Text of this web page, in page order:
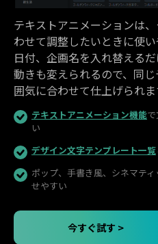
テキストアニメーションは
わせて調整したいときに使
日付、企画名を入れ替える
動きも変えられるので、同
囲気に合わせて仕上げられま
テキストアニメーション機能
い
デザイン文字テンプレート一覧
ポップ、手書き風、シネマテ
せやすい
今すぐ試す >